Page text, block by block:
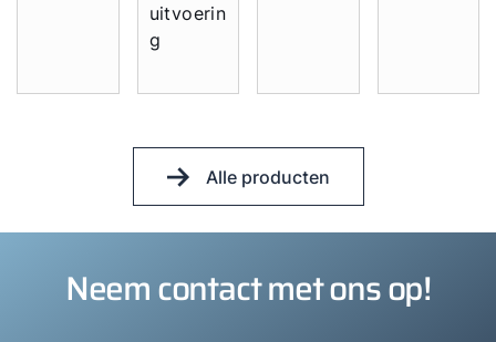
uitvoerin
g
Alle producten
Neem contact met ons op!